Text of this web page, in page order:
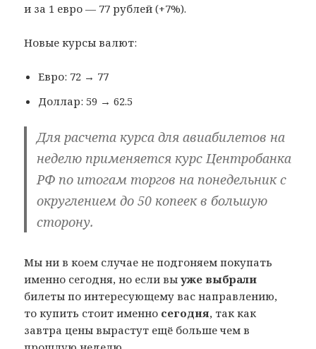
и за 1 евро — 77 рублей (+7%).
Новые курсы валют:
Евро: 72 → 77
Доллар: 59 → 62.5
Для расчета курса для авиабилетов на
неделю применяется курс Центробанка
РФ по итогам торгов на понедельник с
округлением до 50 копеек в большую
сторону.
Мы ни в коем случае не подгоняем покупать
именно сегодня, но если выуже выбрали
билеты по интересующему вас направлению,
то купить стоит именно сегодня, так как
завтра цены вырастут ещё больше чем в